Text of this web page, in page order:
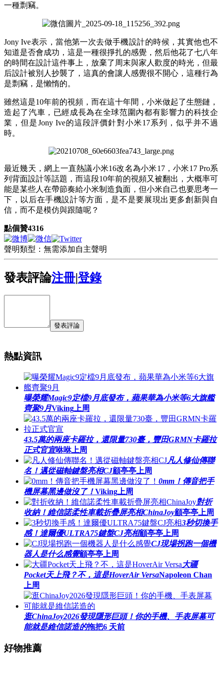
一種剽竊。
Jony Ive表示，當他第一次去做手機設計的時候，其實他也不
知道是否會成功，這是一種很掙扎的感覺，然后他花了七八年
的時間在設計這件事上，放棄了周末與家人歡度的時光，但最
后設計被別人抄襲了，這真的會讓人感覺很不開心，這種行為
是剽竊，是懶惰的。
雖然這是10年前的視頻，而在這十年間，小米做起了生態鏈，
造起了汽車，已經成長為在全球范圍內都有影響力的科技企
業，但是Jony Ive的這段評價針對小米17系列，似乎并不過
時。
最近幾天，網上一直熱議小米16改名為小米17，小米17 Pro系
列背面設計等話題，而這段10年前的視頻又被翻出，大概率可
能是某些人在帶節奏給小米制造負面，但小米自己也要思考一
下，以后在手機設計等方面，是不是要展現出更多創新與自
信，而不是模仿與跟隨呢？
點個贊4316
聲明類型：無需添加自主聲明
發表評論注冊|登錄
發表評論
熱點資訊
曝榮耀Magic9定檔9月底發布，蘋果華為小米等6大旗艦
齊聚9月Viking 上周
43.5萬的兩座卡羅拉，還限量730臺，豐田GRMN卡羅拉
正式官宣咻咻上周
凡人修仙傳聯
名！邁從磁軸鍵盤亮相CJ顧亭亭 上周
0mm！傳音把手
機屏幕黑邊做沒了！Viking 上周
對折
收納！維信諾柔性車載折疊屏亮相ChinaJoy顧亭亭 上周
3秒切換手
感！達爾優ULTRA75鍵盤CJ亮相顧亭亭 上周
CJ現場拐跑一個機
器人是什么感覺顧亭亭 上周
大疆
Pocket天上飛？不，這是HoverAir VersaNapoleon Chan
上周
逛ChinaJoy2026發現隱形巨頭！你的手機、手表屏幕可
能就是維信諾造的拖把6 天前
好物推薦